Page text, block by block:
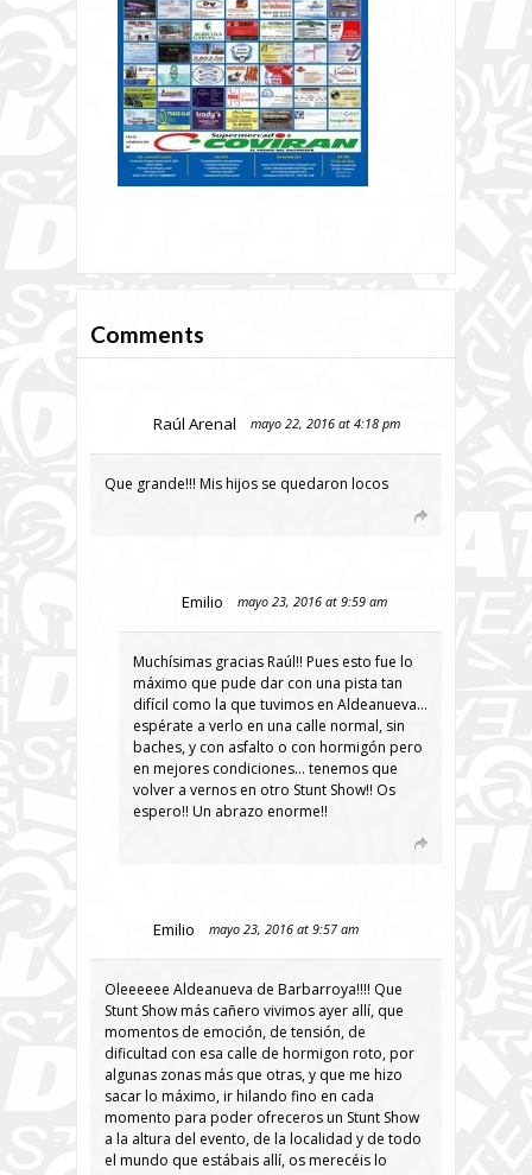
Comments
Raúl Arenal mayo 22, 2016 at 4:18 pm
Que grande!!! Mis hijos se quedaron locos
Emilio mayo 23, 2016 at 9:59 am
Muchísimas gracias Raúl!! Pues esto fue lo
máximo que pude dar con una pista tan
difícil como la que tuvimos en Aldeanueva…
espérate a verlo en una calle normal, sin
baches, y con asfalto o con hormigón pero
en mejores condiciones… tenemos que
volver a vernos en otro Stunt Show!! Os
espero!! Un abrazo enorme!!
Emilio mayo 23, 2016 at 9:57 am
Oleeeeee Aldeanueva de Barbarroya!!!! Que
Stunt Show más cañero vivimos ayer allí, que
momentos de emoción, de tensión, de
dificultad con esa calle de hormigon roto, por
algunas zonas más que otras, y que me hizo
sacar lo máximo, ir hilando fino en cada
momento para poder ofreceros un Stunt Show
a la altura del evento, de la localidad y de todo
el mundo que estábais allí, os merecéis lo